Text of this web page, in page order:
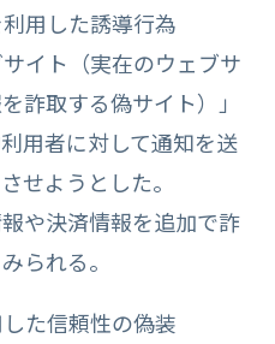
用した誘導行為
イト（実在のウェブサ
詐取する偽サイト）」
用者に対して通知を送
せようとした。
や決済情報を追加で詐
られる。
た信頼性の偽装